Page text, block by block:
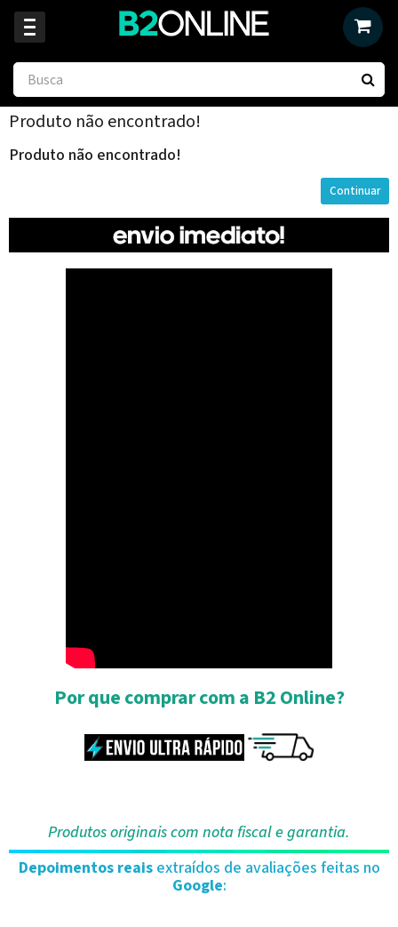
Produto não encontrado!
Produto não encontrado!
Continuar
Por que comprar com a B2 Online?
Produtos originais com nota fiscal e garantia.
Depoimentos reaisextraídos de avaliações feitas no
Google: